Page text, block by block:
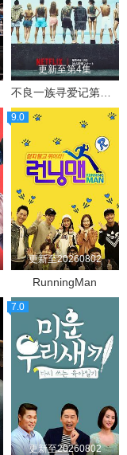
更新至第4集
不良一族寻爱记第二季
9.0
更新至20260802
RunningMan
7.0
更新至20260802